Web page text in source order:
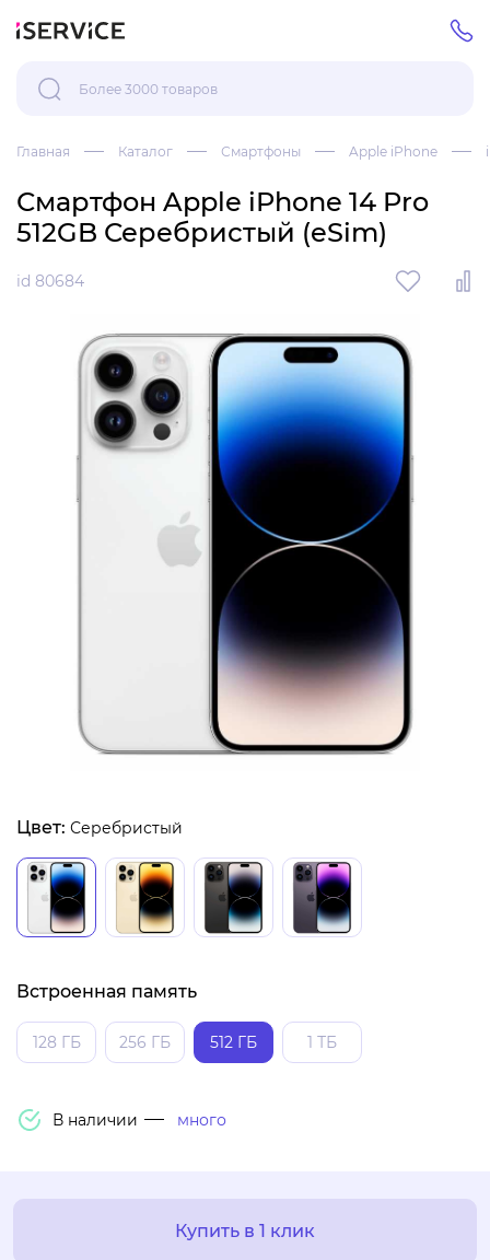
Главная Каталог Смартфоны Apple iPhone
Смартфон Apple iPhone 14 Pro
512GB Серебристый (eSim)
id 80684
Цвет: Серебристый
Встроенная память
128 ГБ 256 ГБ 512 ГБ 1 ТБ
Купить в 1 клик
В наличии много